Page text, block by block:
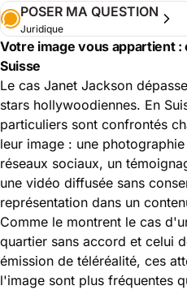
POSER MA QUESTION
Juridique
Votre image vous appartient
Suisse
Le cas Janet Jackson
stars hollywoodiennes. En
particuliers sont confrontés
leur image : une
réseaux sociaux, un
une vidéo diffusée sans
représentation dans un
Comme le montrent le cas
quartier sans accord et celui
émission de téléréalité, ces
l'image sont plus fréquentes